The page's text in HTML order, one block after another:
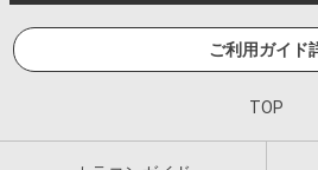
ご利用ガイド
TOP